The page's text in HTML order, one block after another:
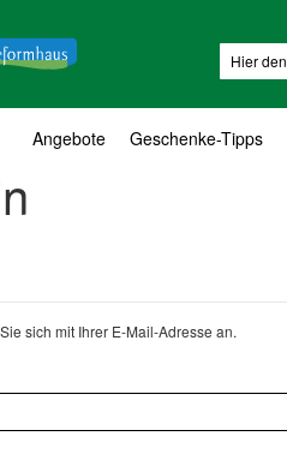
Angebote Geschenke-Tipps
sich mit Ihrer E-Mail-Adresse an.